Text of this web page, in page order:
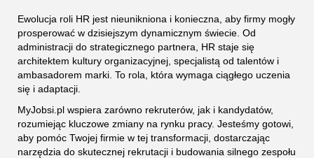
Ewolucja roli HR jest nieunikniona i konieczna, aby firmy mogły
prosperować w dzisiejszym dynamicznym świecie. Od
administracji do strategicznego partnera, HR staje się
architektem kultury organizacyjnej, specjalistą od talentów i
ambasadorem marki. To rola, która wymaga ciągłego uczenia
się i adaptacji.
MyJobsi.pl wspiera zarówno rekruterów, jak i kandydatów,
rozumiejąc kluczowe zmiany na rynku pracy. Jesteśmy gotowi,
aby pomóc Twojej firmie w tej transformacji, dostarczając
narzędzia do skutecznej rekrutacji i budowania silnego zespołu